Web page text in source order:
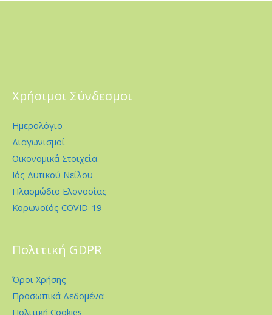
Χρήσιμοι Σύνδεσμοι
Ημερολόγιο
Διαγωνισμοί
Οικονομικά Στοιχεία
Ιός Δυτικού Νείλου
Πλασμώδιο Ελονοσίας
Κορωνοϊός COVID-19
Πολιτική GDPR
Όροι Χρήσης
Προσωπικά Δεδομένα
Πολιτική Cookies